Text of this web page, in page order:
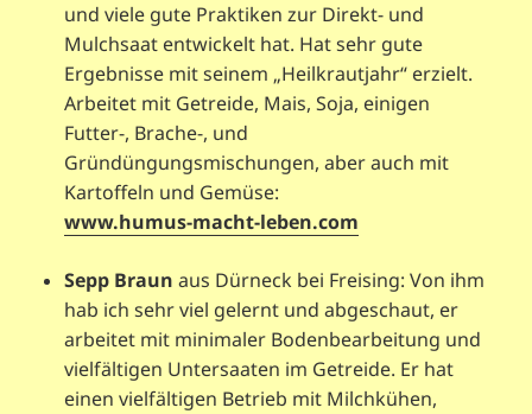
und viele gute Praktiken zur Direkt- und
Mulchsaat entwickelt hat. Hat sehr gute
Ergebnisse mit seinem „Heilkrautjahr“ erzielt.
Arbeitet mit Getreide, Mais, Soja, einigen
Futter-, Brache-, und
Gründüngungsmischungen, aber auch mit
Kartoffeln und Gemüse:
www.humus-macht-leben.com
Sepp Braun aus Dürneck bei Freising: Von ihm
hab ich sehr viel gelernt und abgeschaut, er
arbeitet mit minimaler Bodenbearbeitung und
vielfältigen Untersaaten im Getreide. Er hat
einen vielfältigen Betrieb mit Milchkühen,